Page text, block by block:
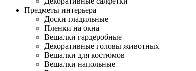
Предметы интерьера
Доски гладильные
Пленки на окна
Вешалки гардеробные
Декоративные головы животных
Вешалки для костюмов
Вешалки напольные